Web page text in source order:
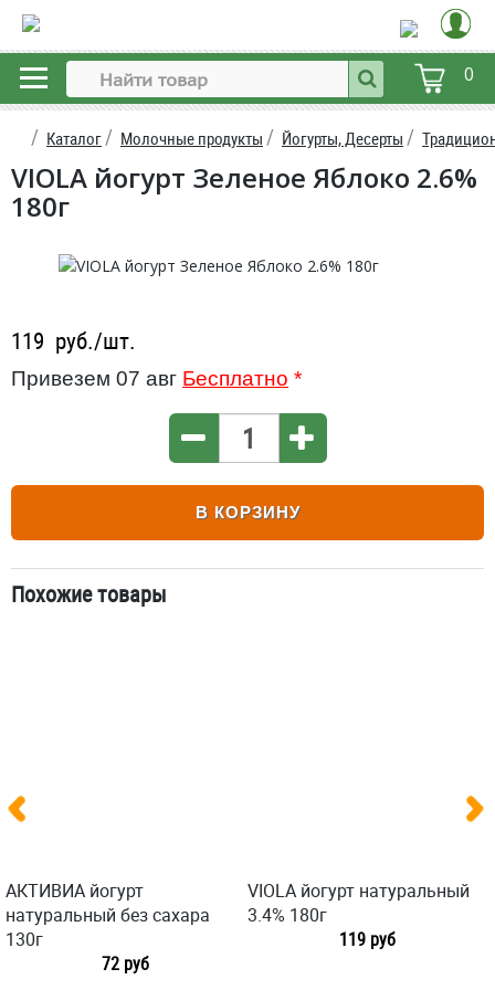
0
Каталог Молочные продукты Йогурты, Десерты
VIOLA йогурт Зеленое Яблоко 2.6%
180г
119 руб./шт.
Привезем 07 авг Бесплатно *
В КОРЗИНУ
Похожие товары
АКТИВИА йогурт
натуральный без сахара
130г
72 руб
VIOLA йогурт натуральный
3.4% 180г
119 руб